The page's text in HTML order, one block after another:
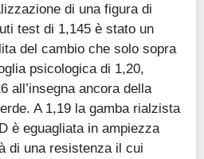
di una figura di
test di 1,145 è stato un
del cambio che solo sopra
psicologica di 1,20,
all’insegna ancora della
A 1,19 la gamba rialzista
è eguagliata in ampiezza
di una resistenza il cui